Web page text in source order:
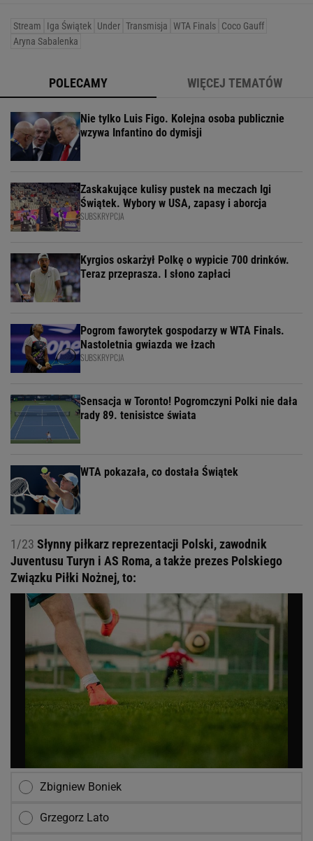
Stream Iga Świątek Under Transmisja WTA Finals Coco Gauff
Aryna Sabalenka
POLECAMY WIĘCEJ TEMATÓW
Nie tylko Luis Figo. Kolejna osoba publicznie
wzywa Infantino do dymisji
Zaskakujące kulisy pustek na meczach Igi
Świątek. Wybory w USA, zapasy i aborcja
SUBSKRYPCJA
Kyrgios oskarżył Polkę o wypicie 700 drinków.
Teraz przeprasza. I słono zapłaci
Pogrom faworytek gospodarzy w WTA Finals.
Nastoletnia gwiazda we łzach
SUBSKRYPCJA
Sensacja w Toronto! Pogromczyni Polki nie dała
rady 89. tenisistce świata
WTA pokazała, co dostała Świątek
1/23 Słynny piłkarz reprezentacji Polski, zawodnik
Juventusu Turyn i AS Roma, a także prezes Polskiego
Związku Piłki Nożnej, to:
Zbigniew Boniek
Grzegorz Lato